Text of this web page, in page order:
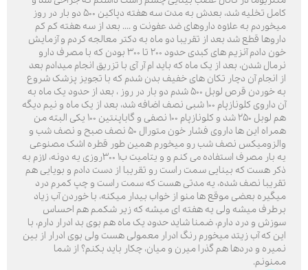
کامل تخلیه شد، بعدش به مدت سه هفته دپاکین ۵۰۰ دو بار در روز
میخوردم به علاوه داروهای ضد عفونت و .... بعد از سه هفته کم کم
داروها قطع شد بعد از تقریبا دو ماه به دکتر معالجه کردم و آزمایش
خون دادم آنزیم های کبدی حدود ۲۰۰ تا ۳۰۰ بودن که با مصرف دارو
نرمال شدن، بعد از یک ماه که باید ام آر آی با تزریق انجام میدادم بعد
از انجام آن دچار تکان های خفیف بدن شدم که با تجویز پزشک شروع
به خوردن قرص لوبل ۵۰۰ شدم دو بار در روز ، بعد از حدود یک ماه به
آن داروی کلونازپام ۱۰۰ شبی نصف اضافه شد، بعد از یک ماه و نیم دیگه
هم لوبل ۲۵۰ شد و کلونازپام ۱۰۰ نصفی و گاباپنتین ۱۰۰ یکی البته من
همراه این ها داروی فشار خون متورال ۵۰ نصف صبح و نصف شب و
والزومیکس نصف شب رو میخورم همین طور قطره اشک مصنوعی
یه بار مصرف استفاده می کنم و و یتامیت ب۱ ۳۰۰روزی یه دونه، لازم به
ذکر هست که بینایی سمت راست رو تقریبا از دست دادم و بویایی هم
تقریبا نصف شده، یه مدتی هست که سمت راست و چپ کمرم درد
میگیره بعضی موقع ها منو از خواب بیدار میکنه، با خوردن آب زیاد
برطرف میشه ولی یه هفته ای میشه که زیر شکمم هم احساس
سوزش و درد دارم، ضمنا شاید حدود یک ماه هم بوی بد ادرار دارم، با
این که آب زیتد میخورم رنگ ادرار معمولی هست ولی بوی ادرار از بین
نمیره و دردها هم گذرا میرن و میان، چکار باید بکنم؟ از شما
ممنونم.